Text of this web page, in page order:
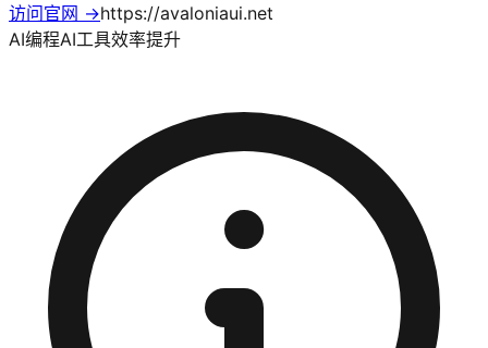
访问官网 →https://avaloniaui.net
AI编程AI工具效率提升